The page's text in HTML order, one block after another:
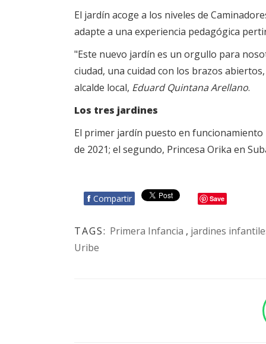
El jardín acoge a los niveles de
adapte a una experiencia pedagógica
"Este nuevo jardín es un orgullo para
ciudad, una cuidad con los brazos
alcalde local, Eduard Quintana Arellano.
Los tres jardines
El primer jardín puesto en
de 2021; el segundo, Princesa Orika en
f Compartir Save
TAGS: Primera Infancia , jardines
Uribe